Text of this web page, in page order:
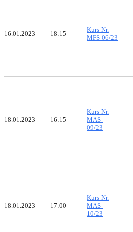
16.01.2023 18:15
Kurs-Nr.
MFS-06/23
18.01.2023 16:15
Kurs-Nr.
MAS-
09/23
18.01.2023 17:00
Kurs-Nr.
MAS-
10/23